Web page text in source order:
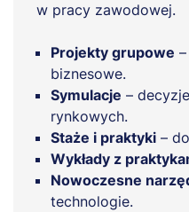
w pracy zawodowej.
Projekty grupowe
biznesowe.
Symulacje –
rynkowych.
Staże i praktyki –
Wykłady z
Nowoczesne
technologie.